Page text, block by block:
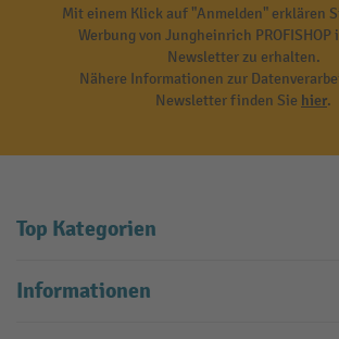
Mit einem Klick auf "Anmelden" erklären
Werbung von Jungheinrich PROFISHOP
Newsletter zu erhalten.
Nähere Informationen zur
Newsletter finden Sie hier.
Top Kategorien
Informationen